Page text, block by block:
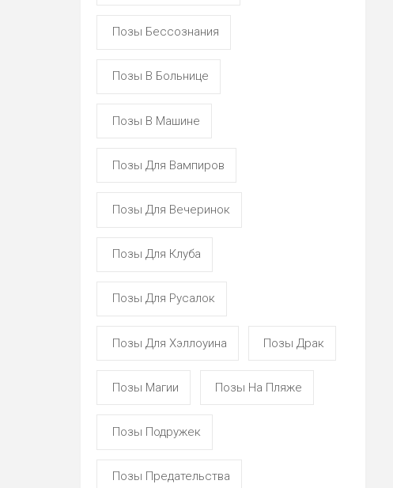
Позы Бессознания
Позы В Больнице
Позы В Машине
Позы Для Вампиров
Позы Для Вечеринок
Позы Для Клуба
Позы Для Русалок
Позы Для Хэллоуина Позы Драк
Позы Магии Позы На Пляже
Позы Подружек
Позы Предательства